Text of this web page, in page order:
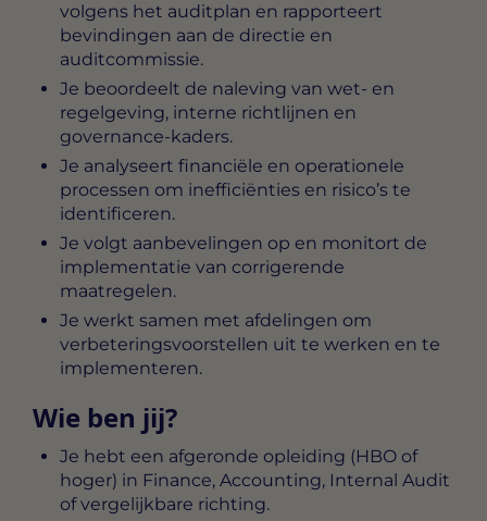
volgens het auditplan en rapporteert
bevindingen aan de directie en
auditcommissie.
Je beoordeelt de naleving van wet- en
regelgeving, interne richtlijnen en
governance-kaders.
Je analyseert financiële en operationele
processen om inefficiënties en risico’s te
identificeren.
Je volgt aanbevelingen op en monitort de
implementatie van corrigerende
maatregelen.
Je werkt samen met afdelingen om
verbeteringsvoorstellen uit te werken en te
implementeren.
Wie ben jij?
Je hebt een afgeronde opleiding (HBO of
hoger) in Finance, Accounting, Internal Audit
of vergelijkbare richting.